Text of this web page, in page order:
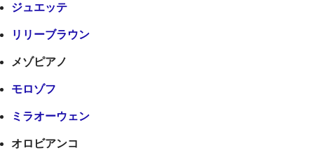
ジュエッテ
リリーブラウン
メゾピアノ
モロゾフ
ミラオーウェン
オロビアンコ